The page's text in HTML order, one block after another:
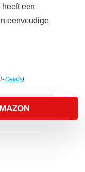
heeft een
eenvoudige
Details)